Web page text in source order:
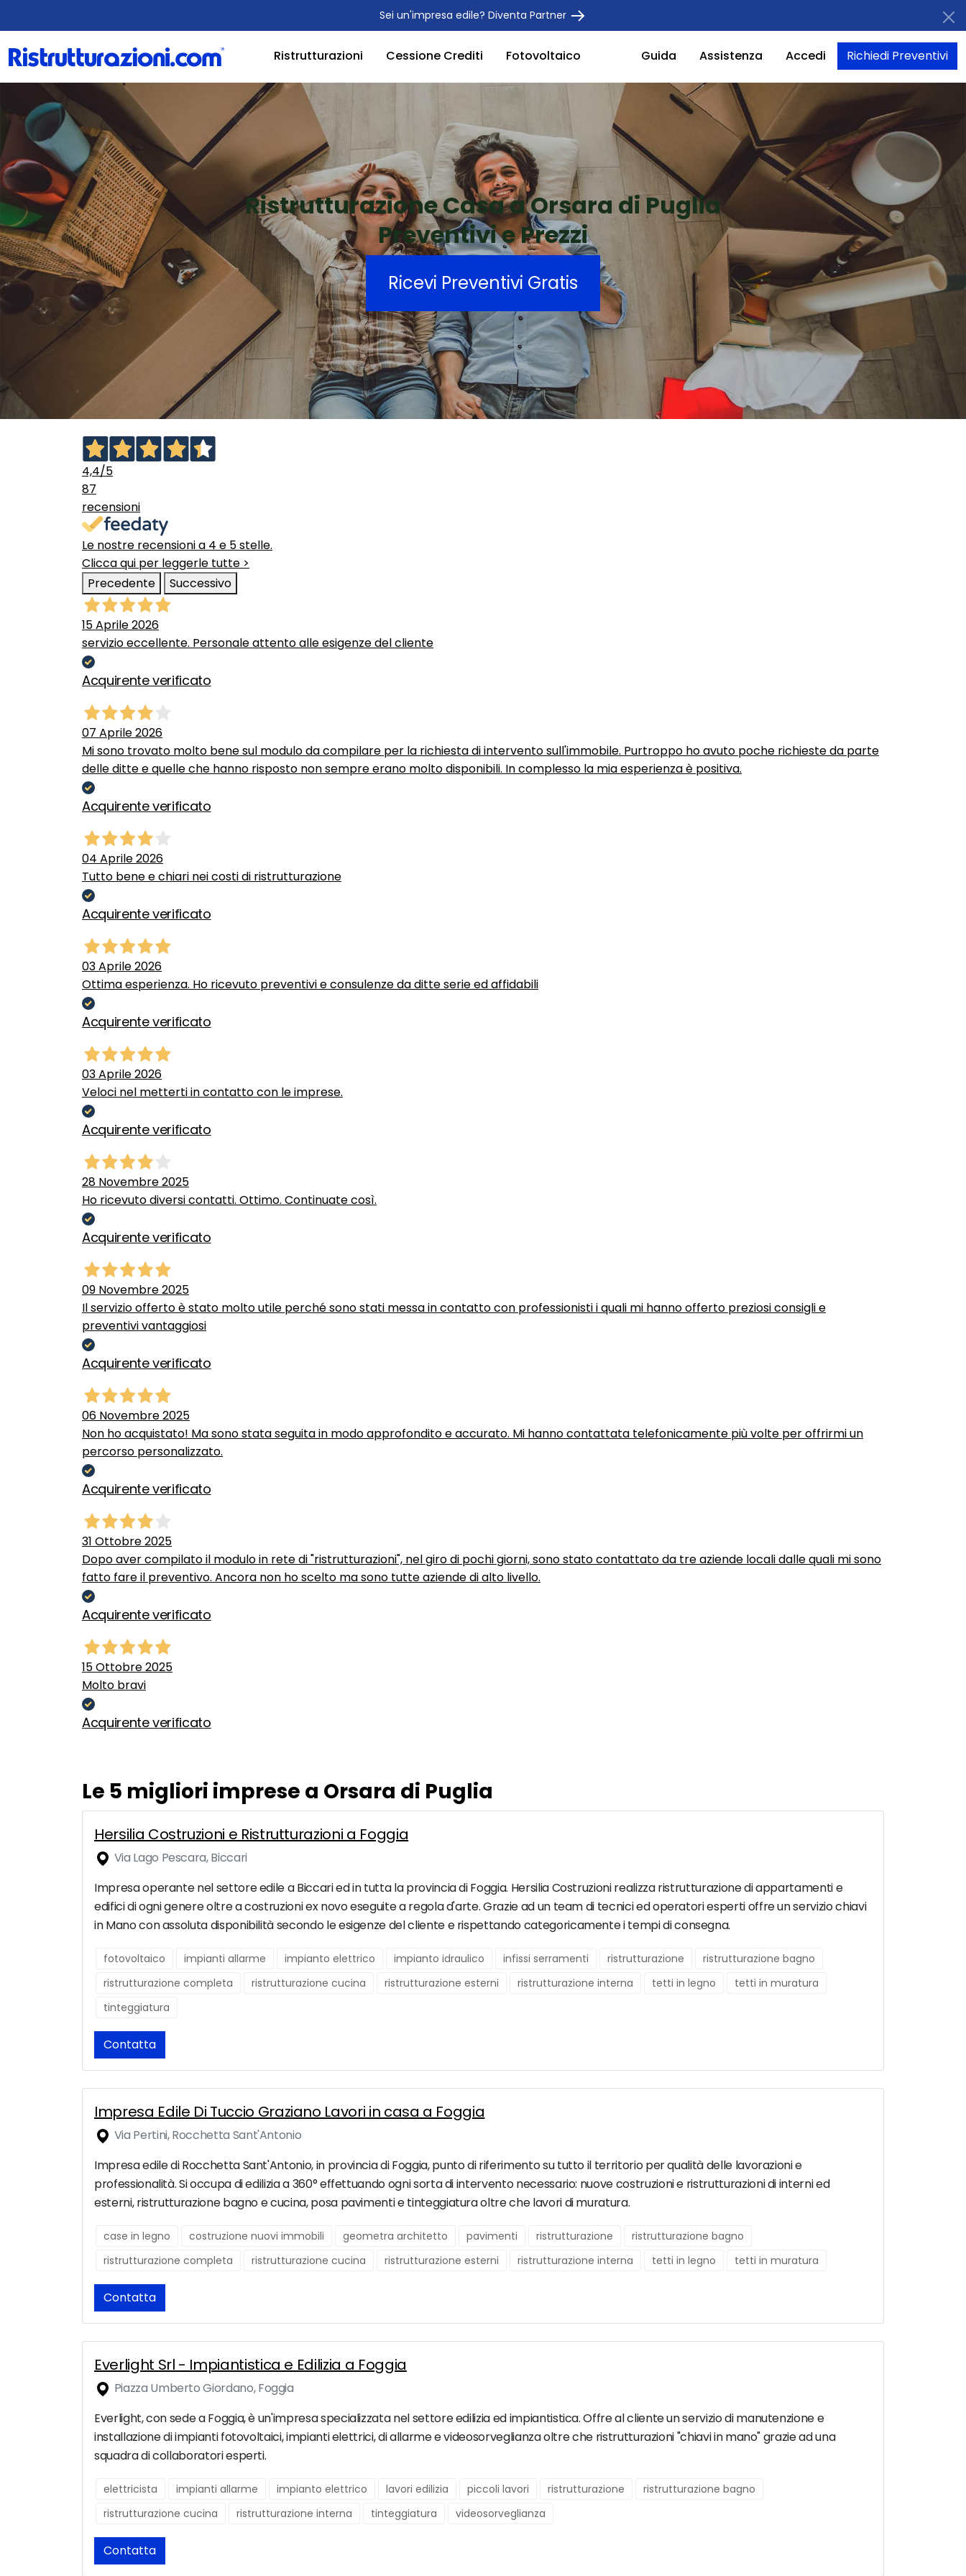
Sei un'impresa edile? Diventa Partner
Ristrutturazioni Cessione Crediti Fotovoltaico Guida Assistenza Accedi Richiedi Preventivi
Ristrutturazione Casa a Orsara di Puglia
Preventivi e Prezzi
Ricevi Preventivi Gratis
4,4/5
87
recensioni
Le nostre recensioni a 4 e 5 stelle.
Clicca qui per leggerle tutte >
Precedente
Successivo
15 Aprile 2026
servizio eccellente. Personale attento alle esigenze del cliente
Acquirente verificato
07 Aprile 2026
Mi sono trovato molto bene sul modulo da compilare per la richiesta di intervento sull'immobile. Purtroppo ho avuto poche richieste da parte
delle ditte e quelle che hanno risposto non sempre erano molto disponibili. In complesso la mia esperienza è positiva.
Acquirente verificato
04 Aprile 2026
Tutto bene e chiari nei costi di ristrutturazione
Acquirente verificato
03 Aprile 2026
Ottima esperienza. Ho ricevuto preventivi e consulenze da ditte serie ed affidabili
Acquirente verificato
03 Aprile 2026
Veloci nel metterti in contatto con le imprese.
Acquirente verificato
28 Novembre 2025
Ho ricevuto diversi contatti. Ottimo. Continuate così.
Acquirente verificato
09 Novembre 2025
Il servizio offerto è stato molto utile perché sono stati messa in contatto con professionisti i quali mi hanno offerto preziosi consigli e
preventivi vantaggiosi
Acquirente verificato
06 Novembre 2025
Non ho acquistato! Ma sono stata seguita in modo approfondito e accurato. Mi hanno contattata telefonicamente più volte per offrirmi un
percorso personalizzato.
Acquirente verificato
31 Ottobre 2025
Dopo aver compilato il modulo in rete di "ristrutturazioni", nel giro di pochi giorni, sono stato contattato da tre aziende locali dalle quali mi sono
fatto fare il preventivo. Ancora non ho scelto ma sono tutte aziende di alto livello.
Acquirente verificato
15 Ottobre 2025
Molto bravi
Acquirente verificato
Le 5 migliori imprese a Orsara di Puglia
Hersilia Costruzioni e Ristrutturazioni a Foggia
Via Lago Pescara, Biccari
Impresa operante nel settore edile a Biccari ed in tutta la provincia di Foggia. Hersilia Costruzioni realizza ristrutturazione di appartamenti e
edifici di ogni genere oltre a costruzioni ex novo eseguite a regola d'arte. Grazie ad un team di tecnici ed operatori esperti offre un servizio chiavi
in Mano con assoluta disponibilità secondo le esigenze del cliente e rispettando categoricamente i tempi di consegna.
fotovoltaico impianti allarme impianto elettrico impianto idraulico infissi serramenti ristrutturazione
ristrutturazione bagno
ristrutturazione completa
ristrutturazione cucina ristrutturazione esterni ristrutturazione interna tetti in legno
tetti in muratura
tinteggiatura
Contatta
Impresa Edile Di Tuccio Graziano Lavori in casa a Foggia
Via Pertini, Rocchetta Sant'Antonio
Impresa edile di Rocchetta Sant'Antonio, in provincia di Foggia, punto di riferimento su tutto il territorio per qualità delle lavorazioni e
professionalità. Si occupa di edilizia a 360° effettuando ogni sorta di intervento necessario: nuove costruzioni e ristrutturazioni di interni ed
esterni, ristrutturazione bagno e cucina, posa pavimenti e tinteggiatura oltre che lavori di muratura.
case in legno costruzione nuovi immobili geometra architetto pavimenti ristrutturazione
ristrutturazione bagno
ristrutturazione completa
ristrutturazione cucina ristrutturazione esterni ristrutturazione interna tetti in legno tetti in muratura
Contatta
Everlight Srl - Impiantistica e Edilizia a Foggia
Piazza Umberto Giordano, Foggia
Everlight, con sede a Foggia, è un'impresa specializzata nel settore edilizia ed impiantistica. Offre al cliente un servizio di manutenzione e
installazione di impianti fotovoltaici, impianti elettrici, di allarme e videosorveglianza oltre che ristrutturazioni "chiavi in mano" grazie ad una
squadra di collaboratori esperti.
elettricista impianti allarme impianto elettrico lavori edilizia piccoli lavori ristrutturazione
ristrutturazione bagno
ristrutturazione cucina
ristrutturazione interna tinteggiatura videosorveglianza
Contatta